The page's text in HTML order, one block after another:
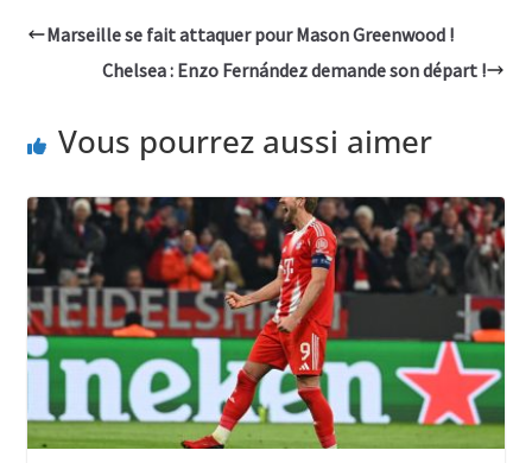
Marseille se fait attaquer pour Mason Greenwood !
Chelsea : Enzo Fernández demande son départ !
Vous pourrez aussi aimer